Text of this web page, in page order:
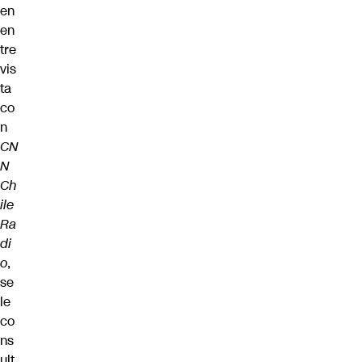
en
en
tre
vis
ta
co
n
CN
N
Ch
ile
Ra
di
o,
se
le
co
ns